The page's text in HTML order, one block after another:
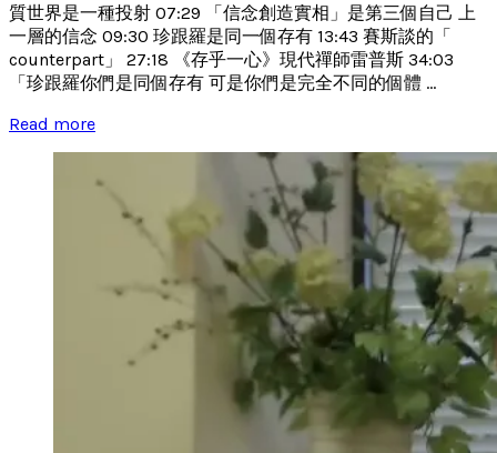
質世界是一種投射 07:29 「信念創造實相」是第三個自己 上
一層的信念 09:30 珍跟羅是同一個存有 13:43 賽斯談的「
counterpart」 27:18 《存乎一心》現代禪師雷普斯 34:03
「珍跟羅你們是同個存有 可是你們是完全不同的個體 ...
Read more